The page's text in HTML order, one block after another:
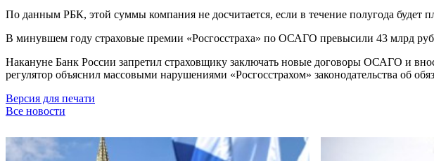
По данным РБК, этой суммы компания не досчитается, если в течение полугода будет
В минувшем году страховые премии «Росгосстраха» по ОСАГО превысили 43 млрд
Накануне Банк России запретил страховщику заключать новые договоры ОСАГО и
регулятор объяснил массовыми нарушениями «Росгосстрахом» законодательства об
Версия для печати
Все новости